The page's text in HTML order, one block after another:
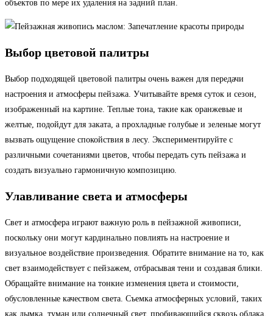
объектов по мере их удаления на задний план.
Выбор цветовой палитры
Выбор подходящей цветовой палитры очень важен для передачи
настроения и атмосферы пейзажа. Учитывайте время суток и сезон,
изображенный на картине. Теплые тона, такие как оранжевые и
желтые, подойдут для заката, а прохладные голубые и зеленые могут
вызвать ощущение спокойствия в лесу. Экспериментируйте с
различными сочетаниями цветов, чтобы передать суть пейзажа и
создать визуально гармоничную композицию.
Улавливание света и атмосферы
Свет и атмосфера играют важную роль в пейзажной живописи,
поскольку они могут кардинально повлиять на настроение и
визуальное воздействие произведения. Обратите внимание на то, как
свет взаимодействует с пейзажем, отбрасывая тени и создавая блики.
Обращайте внимание на тонкие изменения цвета и стоимости,
обусловленные качеством света. Съемка атмосферных условий, таких
как дымка, туман или солнечный свет, пробивающийся сквозь облака,